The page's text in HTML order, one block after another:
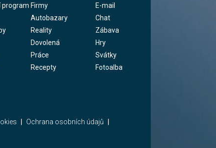
program Firmy
Autobazary
Reality
Dovolená
Práce
Recepty
E-mail
Chat
Zábava
Hry
Svátky
Fotoalba
Ochrana osobních údajů